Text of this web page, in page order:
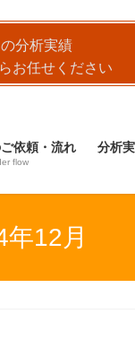
分析実績
お任せください
依頼・流れ
flow
分析
12月